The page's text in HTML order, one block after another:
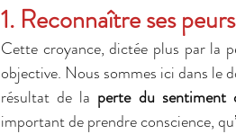
1. Reconnaître ses
Cette croyance, dictée plus par la
objective. Nous sommes ici dans le
résultat de la perte du sentiment
important de prendre conscience,